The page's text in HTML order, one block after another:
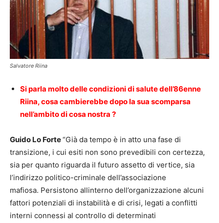
Salvatore Riina
Si parla molto delle condizioni di salute dell’86enne
Riina, cosa cambierebbe dopo la sua scomparsa
nell’ambito di cosa nostra ?
Guido Lo Forte“Già da tempo è in atto una fase di
transizione, i cui esiti non sono prevedibili con certezza,
sia per quanto riguarda il futuro assetto di vertice, sia
l’indirizzo politico-criminale dell’associazione
mafiosa. Persistono allinterno dell’organizzazione alcuni
fattori potenziali di instabilità e di crisi, legati a conflitti
interni connessi al controllo di determinati